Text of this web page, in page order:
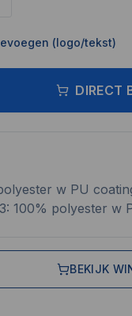
(logo/tekst)
DIRECT
w PU
100% polyester w
BEKIJK